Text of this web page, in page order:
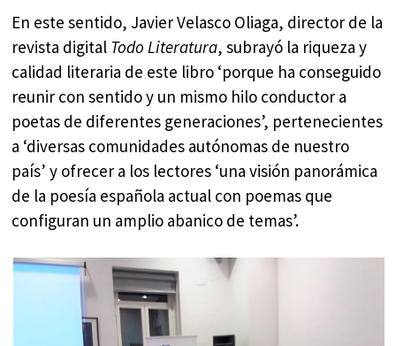
En este sentido, Javier Velasco Oliaga, director de la
revista digital Todo Literatura, subrayó la riqueza y
calidad literaria de este libro ‘porque ha conseguido
reunir con sentido y un mismo hilo conductor a
poetas de diferentes generaciones’, pertenecientes
a ‘diversas comunidades autónomas de nuestro
país’ y ofrecer a los lectores ‘una visión panorámica
de la poesía española actual con poemas que
configuran un amplio abanico de temas’.